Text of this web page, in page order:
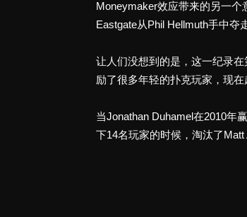
Moneymaker效应带来的另一
Eastgate从Phil Hellmuth手中夺
让人们没想到的是，这一纪录
励了很多年轻的扑克玩家，现
当Jonathan Duhamel在2010年
下14名玩家的时候，淘汰了